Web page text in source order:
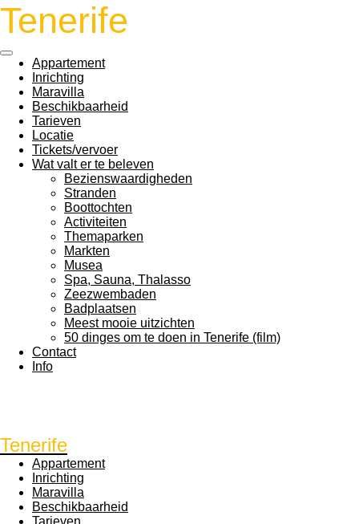
Ga
direct
de
hoofdinhoud
Tenerife
Appartement
Inrichting
Maravilla
Beschikbaarheid
Tarieven
Locatie
Tickets/vervoer
Wat valt er te beleven
Bezienswaardigheden
Stranden
Boottochten
Activiteiten
Themaparken
Markten
Musea
Spa, Sauna, Thalasso
Zeezwembaden
Badplaatsen
Meest mooie uitzichten
50 dinges om te doen in Tenerife (film)
Contact
Info
Tenerife
Appartement
Inrichting
Maravilla
Beschikbaarheid
Tarieven